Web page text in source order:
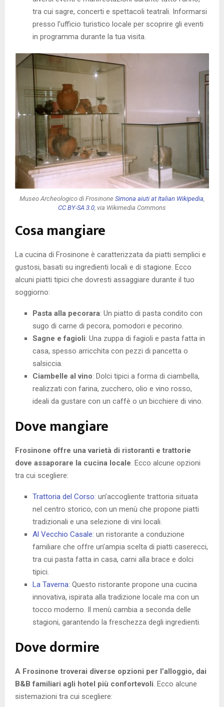
tra cui sagre, concerti e spettacoli teatrali. Informarsi
presso l’ufficio turistico locale per scoprire gli eventi
in programma durante la tua visita.
Museo Archeologico di Frosinone Simona aiuti at Italian Wikipedia
CC BY-SA 3.0 , via Wikimedia Commons
Cosa mangiare
La cucina di Frosinone è caratterizzata da piatti semplici e
gustosi, basati su ingredienti locali e di stagione. Ecco
alcuni piatti tipici che dovresti assaggiare durante il tuo
soggiorno:
Pasta alla pecorara: Un piatto di pasta condito con
sugo di carne di pecora, pomodori e pecorino.
Sagne e fagioli: Una zuppa di fagioli e pasta fatta in
casa, spesso arricchita con pezzi di pancetta o
salsiccia.
Ciambelle al vino: Dolci tipici a forma di ciambella,
realizzati con farina, zucchero, olio e vino rosso,
ideali da gustare con un caffè o un bicchiere di vino.
Dove mangiare
Frosinone offre una varietà di ristoranti e trattorie
dove assaporare la cucina locale. Ecco alcune opzioni
tra cui scegliere:
Trattoria del Corso: un’accogliente trattoria situata
nel centro storico, con un menù che propone piatti
tradizionali e una selezione di vini locali.
Al Vecchio Casale: un ristorante a conduzione
familiare che offre un’ampia scelta di piatti caserecci,
tra cui pasta fatta in casa, carni alla brace e dolci
tipici.
La Taverna: Questo ristorante propone una cucina
innovativa, ispirata alla tradizione locale ma con un
tocco moderno. Il menù cambia a seconda delle
stagioni, garantendo la freschezza degli ingredienti.
Dove dormire
A Frosinone troverai diverse opzioni per l’alloggio, dai
B&B familiari agli hotel più confortevoli. Ecco alcune
sistemazioni tra cui scegliere: